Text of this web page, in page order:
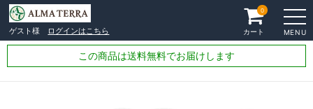
ゲスト様 ログインはこちら MENU
カート
0
この商品は送料無料でお届けします